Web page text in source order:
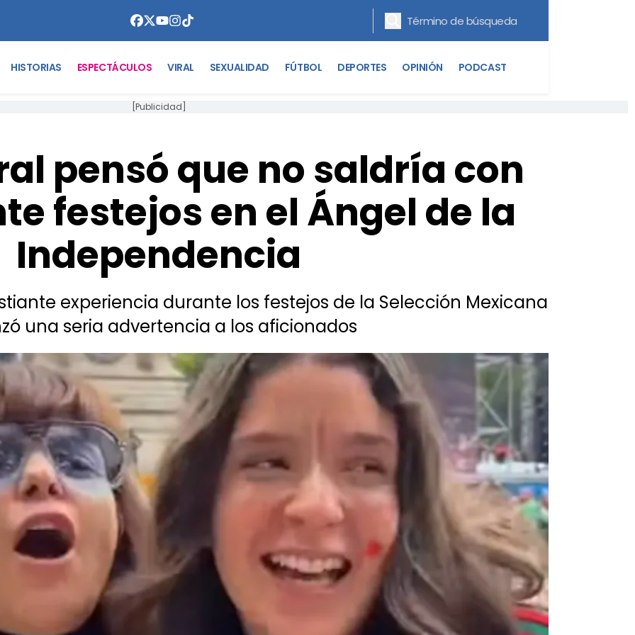
HISTORIAS ESPECTÁCULOS VIRAL SEXUALIDAD FÚTBOL DEPORTES OPINIÓN PODCAST
[Publicidad]
pensó que no saldría con
festejos en el Ángel de la
Independencia
experiencia durante los festejos de la Selección Mexicana
una seria advertencia a los aficionados